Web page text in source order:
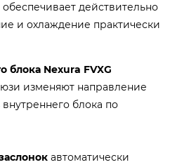
действительно
и охлаждение практически
блока Nexura FVXG
изменяют направление
блока по
автоматически